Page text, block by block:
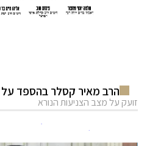
הרב מאיר קסלר בהספד על
זועק על מצב הצניעות הנורא